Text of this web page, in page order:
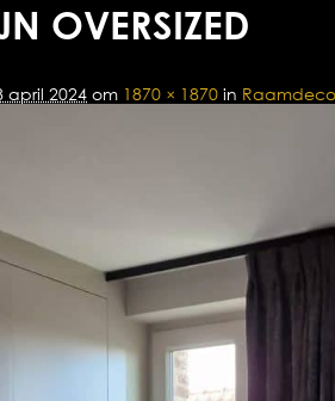
OVERSIZED
april 2024 om 1870 × 1870 in